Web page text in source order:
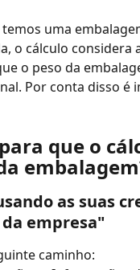
uma
o cálculo considera
o peso da
Por conta disso é
que o
as suas
empresa"
caminho: